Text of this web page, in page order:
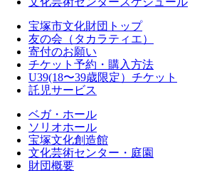
宝塚市文化財団トップ
友の会（タカラティエ）
寄付のお願い
チケット予約・購入方法
U39(18〜39歳限定）チケット
託児サービス
ベガ・ホール
ソリオホール
宝塚文化創造館
文化芸術センター・庭園
財団概要